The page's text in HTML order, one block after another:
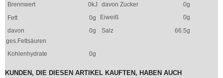
Brennwert
0kJ davon Zucker
0g
Fett
0g Eiweiß
0g
davon
ges.Fettsäuren
0g Salz 66.5g
Kohlenhydrate 0g
KUNDEN, DIE DIESEN ARTIKEL KAUFTEN, HABEN AUCH